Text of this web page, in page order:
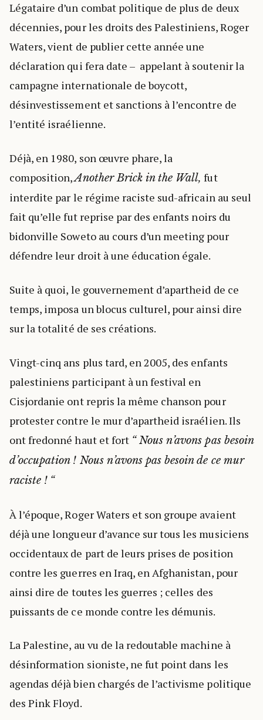
Légataire d’un combat politique de plus de deux
décennies, pour les droits des Palestiniens, Roger
Waters, vient de publier cette année une
déclaration qui fera date – appelant à soutenir la
campagne internationale de boycott,
désinvestissement et sanctions à l’encontre de
l’entité israélienne.
Déjà, en 1980, son œuvre phare, la
composition,Another Brick in the Wall, fut
interdite par le régime raciste sud-africain au seul
fait qu’elle fut reprise par des enfants noirs du
bidonville Soweto au cours d’un meeting pour
défendre leur droit à une éducation égale.
Suite à quoi, le gouvernement d’apartheid de ce
temps, imposa un blocus culturel, pour ainsi dire
sur la totalité de ses créations.
Vingt-cinq ans plus tard, en 2005, des enfants
palestiniens participant à un festival en
Cisjordanie ont repris la même chanson pour
protester contre le mur d’apartheid israélien. Ils
ont fredonné haut et fort “ Nous n’avons pas besoin
d’occupation ! Nous n’avons pas besoin de ce mur
raciste ! “
À l’époque, Roger Waters et son groupe avaient
déjà une longueur d’avance sur tous les musiciens
occidentaux de part de leurs prises de position
contre les guerres en Iraq, en Afghanistan, pour
ainsi dire de toutes les guerres ; celles des
puissants de ce monde contre les démunis.
La Palestine, au vu de la redoutable machine à
désinformation sioniste, ne fut point dans les
agendas déjà bien chargés de l’activisme politique
des Pink Floyd.